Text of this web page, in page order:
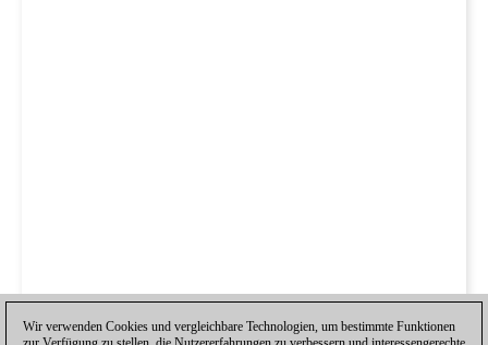
Wir verwenden Cookies und vergleichbare Technologien, um bestimmte Funktionen